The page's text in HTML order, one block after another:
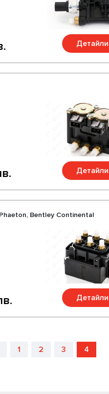
Детайли
Детайли
Bentley Continental
Детайли
1 2 3 4